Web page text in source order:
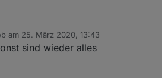
sondern eine PN an arteck
;)
am 25. März 2020, 13:43
editiert von
sind wieder alles